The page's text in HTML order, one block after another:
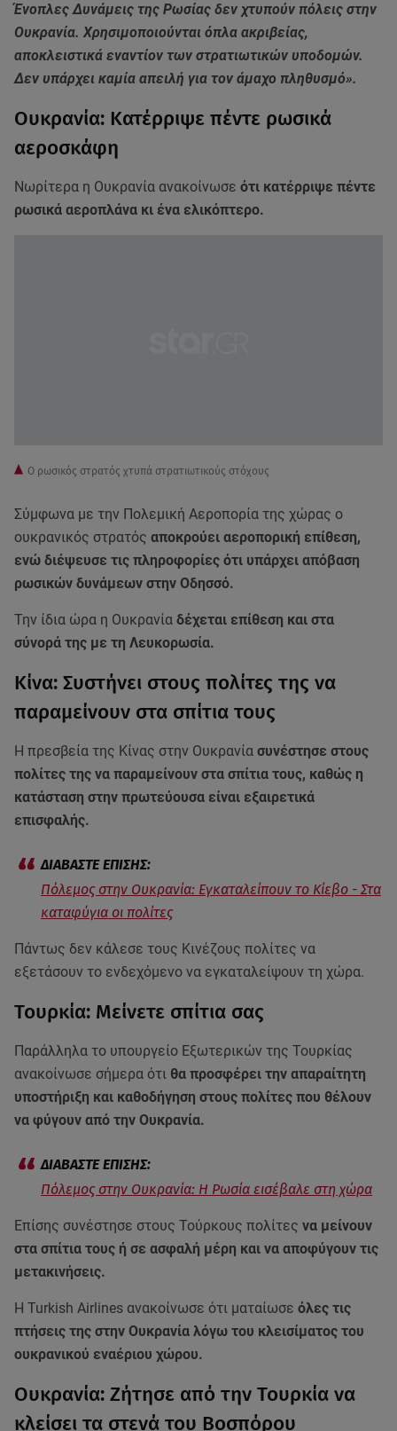
Ένοπλες Δυνάμεις της Ρωσίας δεν χτυπούν πόλεις στην
Ουκρανία. Χρησιμοποιούνται όπλα ακριβείας,
αποκλειστικά εναντίον των στρατιωτικών υποδομών.
Δεν υπάρχει καμία απειλή για τον άμαχο πληθυσμό».
Ουκρανία: Κατέρριψε πέντε ρωσικά
αεροσκάφη
Νωρίτερα η Ουκρανία ανακοίνωσε ότι κατέρριψε πέντε
ρωσικά αεροπλάνα κι ένα ελικόπτερο.
Ο ρωσικός στρατός χτυπά στρατιωτικούς στόχους
Σύμφωνα με την Πολεμική Αεροπορία της χώρας ο
ουκρανικός στρατός αποκρούει αεροπορική επίθεση,
ενώ διέψευσε τις πληροφορίες ότι υπάρχει απόβαση
ρωσικών δυνάμεων στην Οδησσό.
Την ίδια ώρα η Ουκρανία δέχεται επίθεση και στα
σύνορά της με τη Λευκορωσία.
Κίνα: Συστήνει στους πολίτες της να
παραμείνουν στα σπίτια τους
Η πρεσβεία της Κίνας στην Ουκρανία συνέστησε στους
πολίτες της να παραμείνουν στα σπίτια τους, καθώς η
κατάσταση στην πρωτεύουσα είναι εξαιρετικά
επισφαλής.
Πόλεμος στην Ουκρανία: Εγκαταλείπουν το Κίεβο - Στα
καταφύγια οι πολίτες
Πάντως δεν κάλεσε τους Κινέζους πολίτες να
εξετάσουν το ενδεχόμενο να εγκαταλείψουν τη χώρα.
Τουρκία: Μείνετε σπίτια σας
Παράλληλα το υπουργείο Εξωτερικών της Τουρκίας
ανακοίνωσε σήμερα ότι θα προσφέρει την απαραίτητη
υποστήριξη και καθοδήγηση στους πολίτες που θέλουν
να φύγουν από την Ουκρανία.
Πόλεμος στην Ουκρανία: Η Ρωσία εισέβαλε στη χώρα
Επίσης συνέστησε στους Τούρκους πολίτες να μείνουν
στα σπίτια τους ή σε ασφαλή μέρη και να αποφύγουν τις
μετακινήσεις.
Η Turkish Airlines ανακοίνωσε ότι ματαίωσε όλες τις
πτήσεις της στην Ουκρανία λόγω του κλεισίματος του
ουκρανικού εναέριου χώρου.
Ουκρανία: Ζήτησε από την Τουρκία να
κλείσει τα στενά του Βοσπόρου